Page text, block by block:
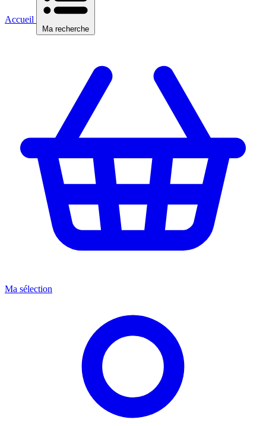
Accueil
Ma recherche
Ma sélection